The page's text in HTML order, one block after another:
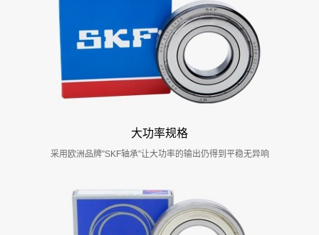
大功率规格
采用欧洲品牌”SKF轴承”让大功率的输出仍得到平稳无异响